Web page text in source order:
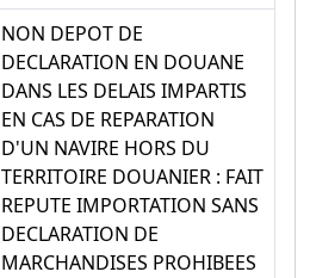
NON DEPOT DE
DECLARATION EN DOUANE
DANS LES DELAIS IMPARTIS
EN CAS DE REPARATION
D'UN NAVIRE HORS DU
TERRITOIRE DOUANIER : FAIT
REPUTE IMPORTATION SANS
DECLARATION DE
MARCHANDISES PROHIBEES